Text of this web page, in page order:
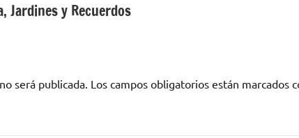
Jardines y Recuerdos
será publicada. Los campos obligatorios están marcados